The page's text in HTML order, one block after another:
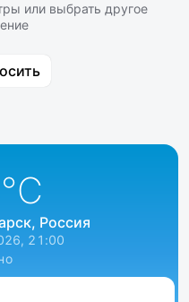
или выбрать другое
°C
Россия
21:00